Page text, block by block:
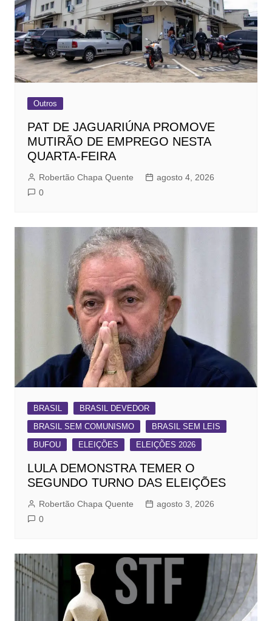
Outros
PAT DE JAGUARIÚNA PROMOVE
MUTIRÃO DE EMPREGO NESTA
QUARTA-FEIRA
Robertão Chapa Quente
agosto 4, 2026
0
BRASIL
BRASIL DEVEDOR
BRASIL SEM COMUNISMO
BRASIL SEM LEIS
BUFOU
ELEIÇÕES ELEIÇÕES 2026
LULA DEMONSTRA TEMER O
SEGUNDO TURNO DAS ELEIÇÕES
Robertão Chapa Quente
agosto 3, 2026
0